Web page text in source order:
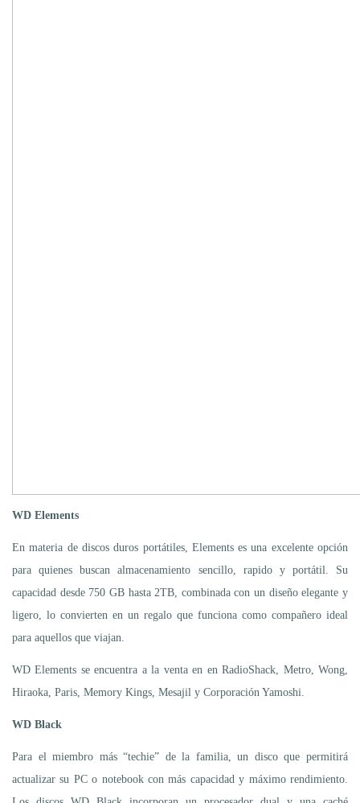
WD Elements
En materia de discos duros portátiles, Elements es una excelente opción
para quienes buscan almacenamiento sencillo, rapido y portátil. Su
capacidad desde 750 GB hasta 2TB, combinada con un diseño elegante y
ligero, lo convierten en un regalo que funciona como compañero ideal
para aquellos que viajan.
WD Elements se encuentra a la venta en en RadioShack, Metro, Wong,
Hiraoka, Paris, Memory Kings, Mesajil y Corporación Yamoshi.
WD Black
Para el miembro más “techie” de la familia, un disco que permitirá
actualizar su PC o notebook con más capacidad y máximo rendimiento.